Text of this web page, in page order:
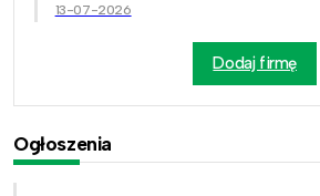
13-07-2026
Dodaj firmę
Ogłoszenia